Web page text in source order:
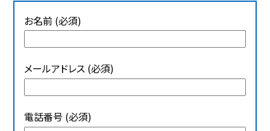
お名前 (必須)
メールアドレス (必須)
電話番号 (必須)